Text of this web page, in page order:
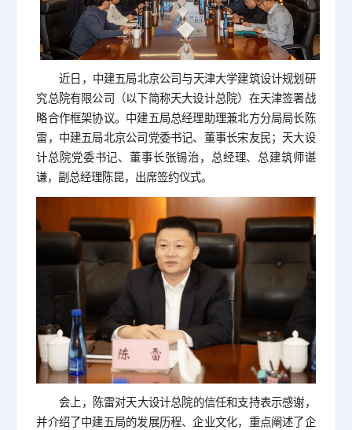
近日，中建五局北京公司与天津大学建筑设计规划研
究总院有限公司（以下简称天大设计总院）在天津签署战
略合作框架协议。中建五局总经理助理兼北方分局局长陈
雷，中建五局北京公司党委书记、董事长宋友民；天大设
计总院党委书记、董事长张锡治，总经理、总建筑师谌
谦，副总经理陈昆，出席签约仪式。
会上，陈雷对天大设计总院的信任和支持表示感谢，
并介绍了中建五局的发展历程、企业文化，重点阐述了企